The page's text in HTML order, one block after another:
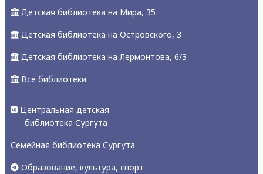
Детская библиотека на Мира, 35
Детская библиотека на Островского, 3
Детская библиотека на Лермонтова, 6/3
Все библиотеки
Центральная детская
библиотека Сургута
Семейная библиотека Сургута
Образование, культура, спорт